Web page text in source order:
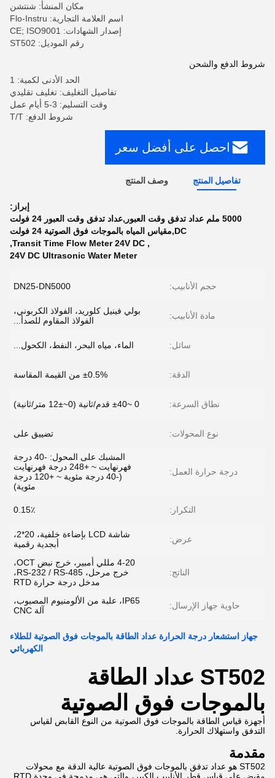
مكان المنشأ: شنتشن
اسم العلامة التجارية: Flo-Instru
إصدار الشهادات: CE; ISO9001
رقم الموديل: ST502
شروط الدفع والشحن
الحد الأدنى لكمية: 1
تفاصيل التغليف: تغليف تقليدي
وقت التسليم: 3-5 أيام عمل
شروط الدفع: T/T
احصل على أفضل سعر
تفاصيل المنتج وصف المنتج
إبراز:
5000 ملم عداد تدفق وقت العبور,عداد تدفق وقت العبور 24 فولت
DC,مقياس المياه بالموجات فوق الصوتية 24 فولت
,
Transit Time Flow Meter 24V DC
,
24V DC Ultrasonic Water Meter
حجم الأنابيب: DN25-DN5000
مادة الأنابيب:
بولي فينيل كلوريد، الفولاذ الكربوني،
الفولاذ المقاوم للصدأ...
سائل: الماء، مياه البحر، النفط، الكحول...
الدقة: ±0.5% من القيمة المقاسة
نطاق السرعة: 0 ~±40 قدم/ثانية (0~±12 متر/ثانية)
نوع المحولات: تضييق على
درجة حرارة العمل:
المشبك على المحول: -40 درجة
فهرنهايت ~ +248 درجة فهرنهايت
(-40 درجة مئوية ~ +120 درجة
مئوية)
التكرار: 0.15٪
عرض:
شاشة LCD بإضاءة خلفية، 20*2،
أبجدية رقمية
الناتج:
4-20 مللي أمبير، خرج نبض OCT،
خرج مرحل، RS-232 / RS-485،
مدخل درجة حرارة RTD
حاوية جهاز الإرسال:
IP65، علبة من الألومنيوم المصبوب،
آلة CNC
جهاز استشعار درجة الحرارة عداد الطاقة بالموجات فوق الصوتية للطلاء
الكهربائي
ST502 عداد الطاقة
بالموجات فوق الصوتية
أجهزة قياس الطاقة بالموجات فوق الصوتية من النوع القابض لقياس
التدفق واستهلاك الحرارة.
مقدمة
ST502 هو عداد تدفق بالموجات فوق الصوتية عالية الدقة مع محولات